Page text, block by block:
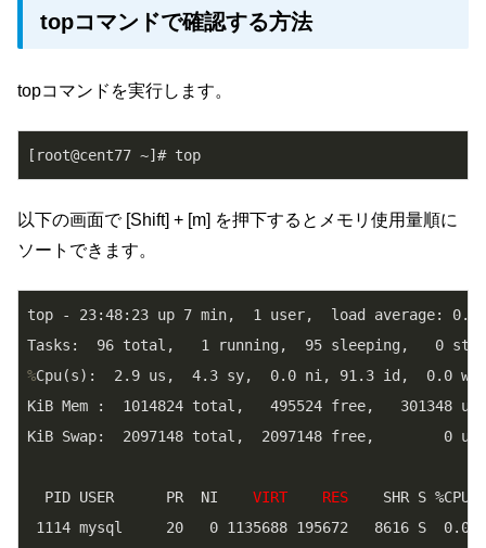
topコマンドで確認する方法
topコマンドを実行します。
以下の画面で [Shift] + [m] を押下するとメモリ使用量順に
ソートできます。
top - 23:48:23 up 7 min,  1 user,  load average:
%Cpu(s):  2.9 us,  4.3 sy,  0.0 ni, 91.3 id,  0.0
KiB Mem :  1014824 total,   495524 free,   301348
KiB Swap:  2097148 total,  2097148 free,        0
  PID USER      PR  NI
VIRT RES
SHR S %CPU
1114 mysql     20   0 1135688 195672   8616 S  0.0